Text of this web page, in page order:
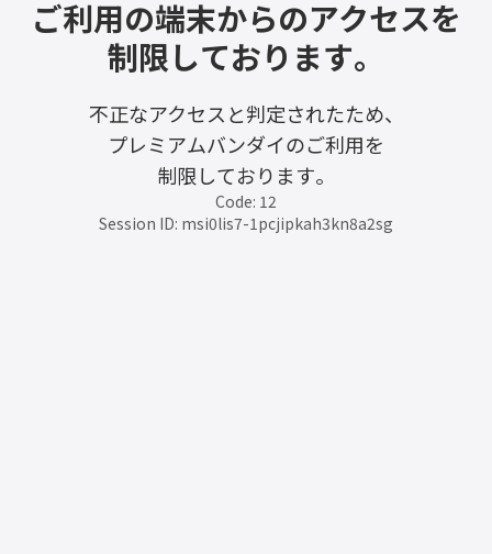
ご利用の端末からのアクセスを
制限しております。
不正なアクセスと判定されたため、
プレミアムバンダイのご利用を
制限しております。
Code: 12
Session ID: msi0lis7-1pcjipkah3kn8a2sg